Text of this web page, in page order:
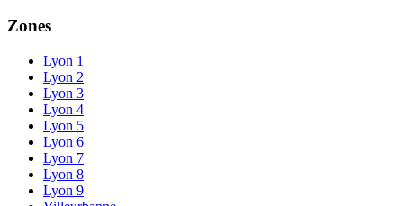
Zones
Lyon 1
Lyon 2
Lyon 3
Lyon 4
Lyon 5
Lyon 6
Lyon 7
Lyon 8
Lyon 9